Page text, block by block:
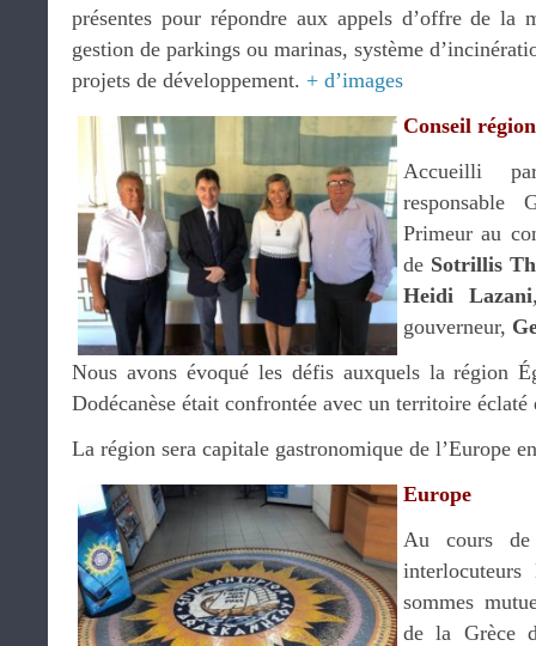
présentes pour répondre aux appels d’offre de la
gestion de parkings ou marinas, système
projets de développement. + d’images
Conseil
Accueilli
responsable
Primeur au
de Sotrillis
Heidi Lazani
gouverneur,
Nous avons évoqué les défis auxquels la région
Dodécanèse était confrontée avec un territoire
La région sera capitale gastronomique de l’Europe
Europe
Au cours de
sommes
de la Grèce